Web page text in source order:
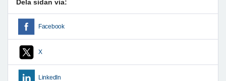
Dela sidan via:
Facebook
X
LinkedIn